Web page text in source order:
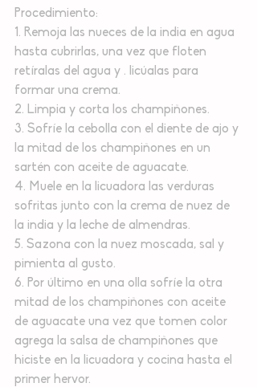
Procedimiento:
1. Remoja las nueces de la india en agua
hasta cubrirlas, una vez que floten
retíralas del agua y . licúalas para
formar una crema.
2. Limpia y corta los champiñones.
3. Sofríe la cebolla con el diente de ajo y
la mitad de los champiñones en un
sartén con aceite de aguacate.
4. Muele en la licuadora las verduras
sofritas junto con la crema de nuez de
la india y la leche de almendras.
5. Sazona con la nuez moscada, sal y
pimienta al gusto.
6. Por último en una olla sofríe la otra
mitad de los champiñones con aceite
de aguacate una vez que tomen color
agrega la salsa de champiñones que
hiciste en la licuadora y cocina hasta el
primer hervor.